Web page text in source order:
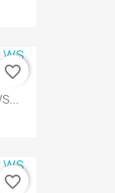
favorite_border
favorite_border